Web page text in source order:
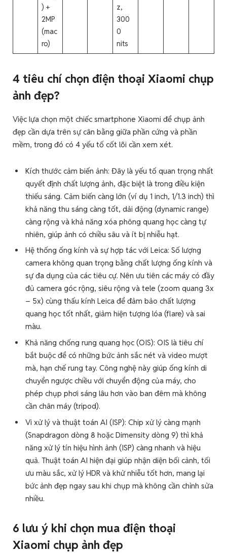
) +
2MP
(mac
ro)
z,
300
0
nits
4 tiêu chí chọn điện thoại Xiaomi chụp
ảnh đẹp?
Việc lựa chọn một chiếc smartphone Xiaomi để chụp ảnh
đẹp cần dựa trên sự cân bằng giữa phần cứng và phần
mềm, trong đó có 4 yếu tố cốt lõi cần xem xét.
Kích thước cảm biến ảnh: Đây là yếu tố quan trọng nhất
quyết định chất lượng ảnh, đặc biệt là trong điều kiện
thiếu sáng. Cảm biến càng lớn (ví dụ 1 inch, 1/1.3 inch) thì
khả năng thu sáng càng tốt, dải động (dynamic range)
càng rộng và khả năng xóa phông quang học càng tự
nhiên, giúp ảnh có chiều sâu và ít bị nhiễu hạt.
Hệ thống ống kính và sự hợp tác với Leica: Số lượng
camera không quan trọng bằng chất lượng ống kính và
sự đa dụng của các tiêu cự. Nên ưu tiên các máy có đầy
đủ camera góc rộng, siêu rộng và tele (zoom quang 3x
– 5x) cùng thấu kính Leica để đảm bảo chất lượng
quang học tốt nhất, giảm hiện tượng lóa (flare) và sai
màu.
Khả năng chống rung quang học (OIS): OIS là tiêu chí
bắt buộc để có những bức ảnh sắc nét và video mượt
mà, hạn chế rung tay. Công nghệ này giúp ống kính di
chuyển ngược chiều với chuyển động của máy, cho
phép chụp phơi sáng lâu hơn vào ban đêm mà không
cần chân máy (tripod).
Vi xử lý và thuật toán AI (ISP): Chip xử lý càng mạnh
(Snapdragon dòng 8 hoặc Dimensity dòng 9) thì khả
năng xử lý tín hiệu hình ảnh (ISP) càng nhanh và hiệu
quả. Thuật toán AI hiện đại giúp nhận diện bối cảnh, tối
ưu màu sắc, xử lý HDR và khử nhiễu tốt hơn, mang lại
bức ảnh đẹp ngay sau khi chụp mà không cần chỉnh sửa
nhiều.
6 lưu ý khi chọn mua điện thoại
Xiaomi chụp ảnh đẹp